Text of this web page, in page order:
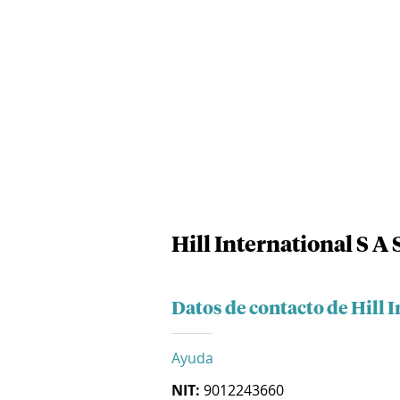
Hill International S A
Datos de contacto de Hill
Ayuda
NIT: 9012243660